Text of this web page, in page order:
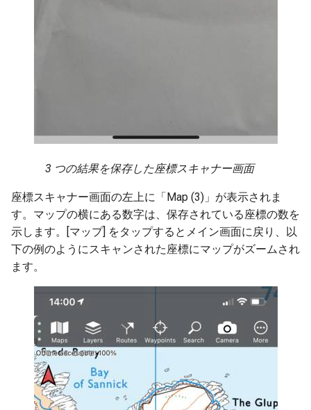
3 つの結果を保存した座標スキャナー画面
座標スキャナー画面の左上に「Map (3)」が表示されま
す。マップの横にある数字は、保存されている座標の数を
示します。[マップ] をタップするとメイン画面に戻り、以
下の例のようにスキャンされた座標にマップがズームされ
ます。